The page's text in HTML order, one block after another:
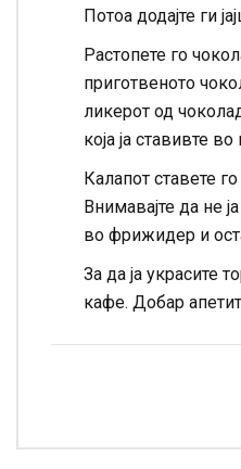
Потоа додајте ги
Растопете го
приготвеното
ликерот од
која ја ставивте во
Калапот ставете
Внимавајте да не
во фрижидер и
За да ја украсите
кафе. Добар